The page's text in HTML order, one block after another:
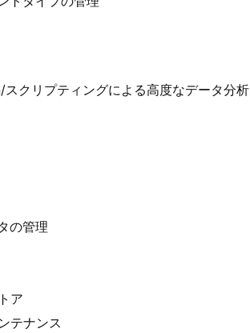
クリプティングによる高度なデータ分析
の管理
ア
テナンス